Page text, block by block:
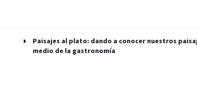
Paisajes al plato: dando a conocer nuestros
medio de la gastronomía